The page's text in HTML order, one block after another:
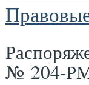
№ 204-РМ